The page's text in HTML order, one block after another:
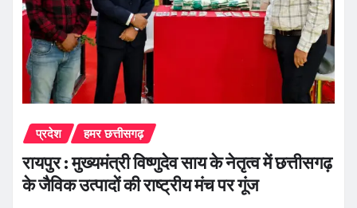
प्रदेश हमर छत्तीसगढ़
रायपुर : मुख्यमंत्री विष्णुदेव साय के नेतृत्व में छत्तीसगढ़
के जैविक उत्पादों की राष्ट्रीय मंच पर गूंज